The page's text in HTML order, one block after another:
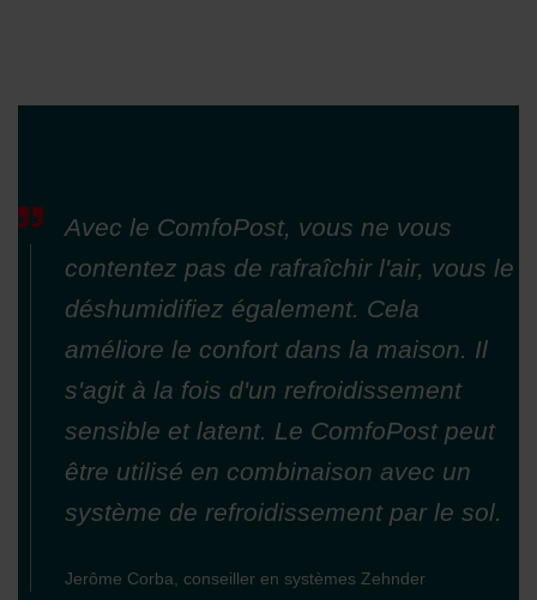
Avec le ComfoPost, vous ne vous
contentez pas de rafraîchir l'air, vous le
déshumidifiez également. Cela
améliore le confort dans la maison. Il
s'agit à la fois d'un refroidissement
sensible et latent. Le ComfoPost peut
être utilisé en combinaison avec un
système de refroidissement par le sol.
Jerôme Corba, conseiller en systèmes Zehnder